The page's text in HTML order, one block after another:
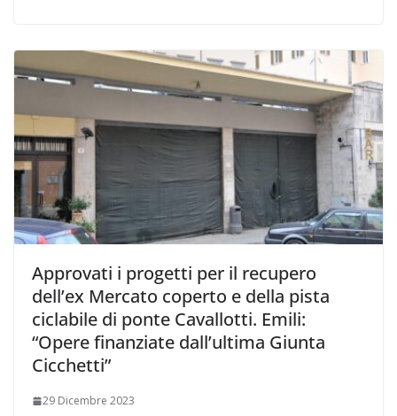
Approvati i progetti per il recupero
dell’ex Mercato coperto e della pista
ciclabile di ponte Cavallotti. Emili:
“Opere finanziate dall’ultima Giunta
Cicchetti”
29 Dicembre 2023